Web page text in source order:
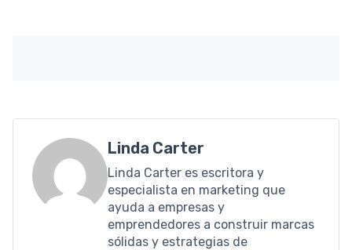
Linda Carter
Linda Carter es escritora y
especialista en marketing que
ayuda a empresas y
emprendedores a construir marcas
sólidas y estrategias de